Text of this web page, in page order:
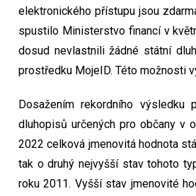
elektronického přístupu jsou
spustilo Ministerstvo financí v
dosud nevlastnili žádné státní
prostředku MojeID. Této možnosti
Dosažením rekordního
dluhopisů určených pro občany v
2022 celková jmenovitá hodnota
tak o druhý nejvyšší stav tohoto
roku 2011. Vyšší stav jmenovité